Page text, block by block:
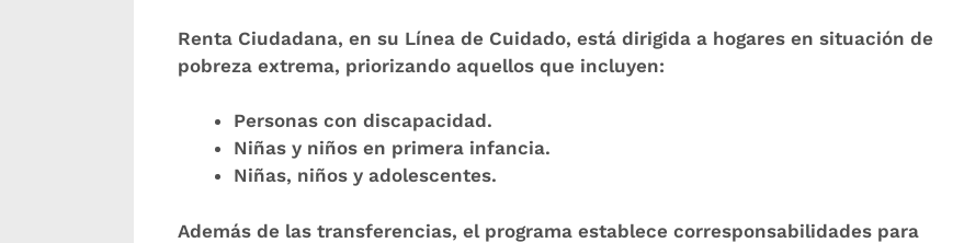
Renta Ciudadana, en su Línea de Cuidado, está dirigida a hogares en situación de
pobreza extrema, priorizando aquellos que incluyen:
Personas con discapacidad.
Niñas y niños en primera infancia.
Niñas, niños y adolescentes.
Además de las transferencias, el programa establece corresponsabilidades para